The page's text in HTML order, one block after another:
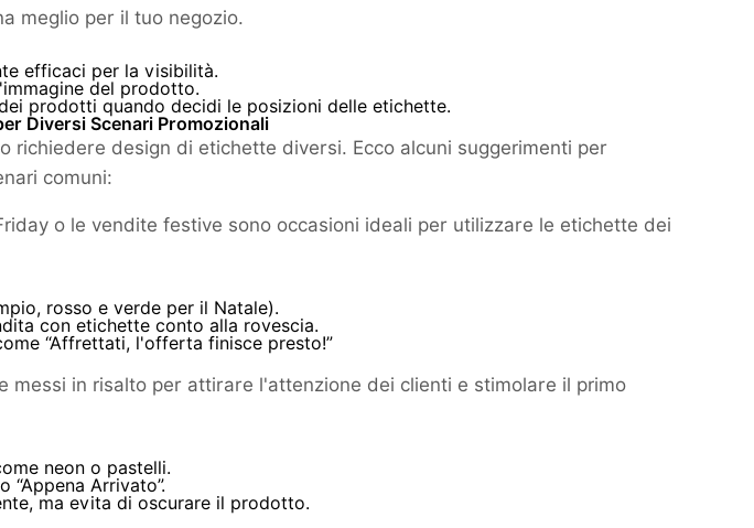
meglio per il tuo negozio.
efficaci per la visibilità.
del prodotto.
prodotti quando decidi le posizioni delle etichette.
Diversi Scenari Promozionali
richiedere design di etichette diversi. Ecco alcuni suggerimenti per
comuni:
o le vendite festive sono occasioni ideali per utilizzare le etichette dei
rosso e verde per il Natale).
con etichette conto alla rovescia.
“Affrettati, l'offerta finisce presto!”
messi in risalto per attirare l'attenzione dei clienti e stimolare il primo
neon o pastelli.
“Appena Arrivato”.
ma evita di oscurare il prodotto.